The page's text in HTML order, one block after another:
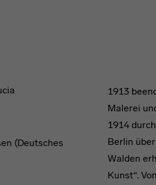
(Deutsches
1913
Malerei
1914
Berlin
Walden
Kunst“.